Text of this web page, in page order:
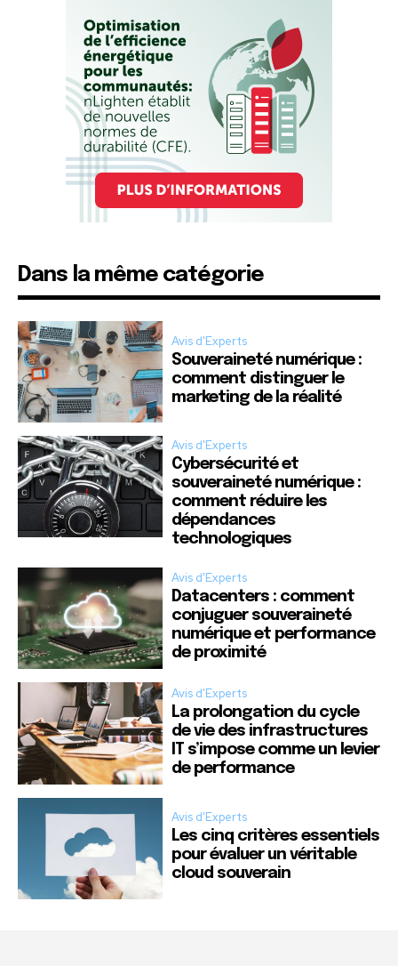
Dans la même catégorie
Avis d'Experts
Souveraineté numérique :
comment distinguer le
marketing de la réalité
Avis d'Experts
Cybersécurité et
souveraineté numérique :
comment réduire les
dépendances
technologiques
Avis d'Experts
Datacenters : comment
conjuguer souveraineté
numérique et performance
de proximité
Avis d'Experts
La prolongation du cycle
de vie des infrastructures
IT s’impose comme un levier
de performance
Avis d'Experts
Les cinq critères essentiels
pour évaluer un véritable
cloud souverain